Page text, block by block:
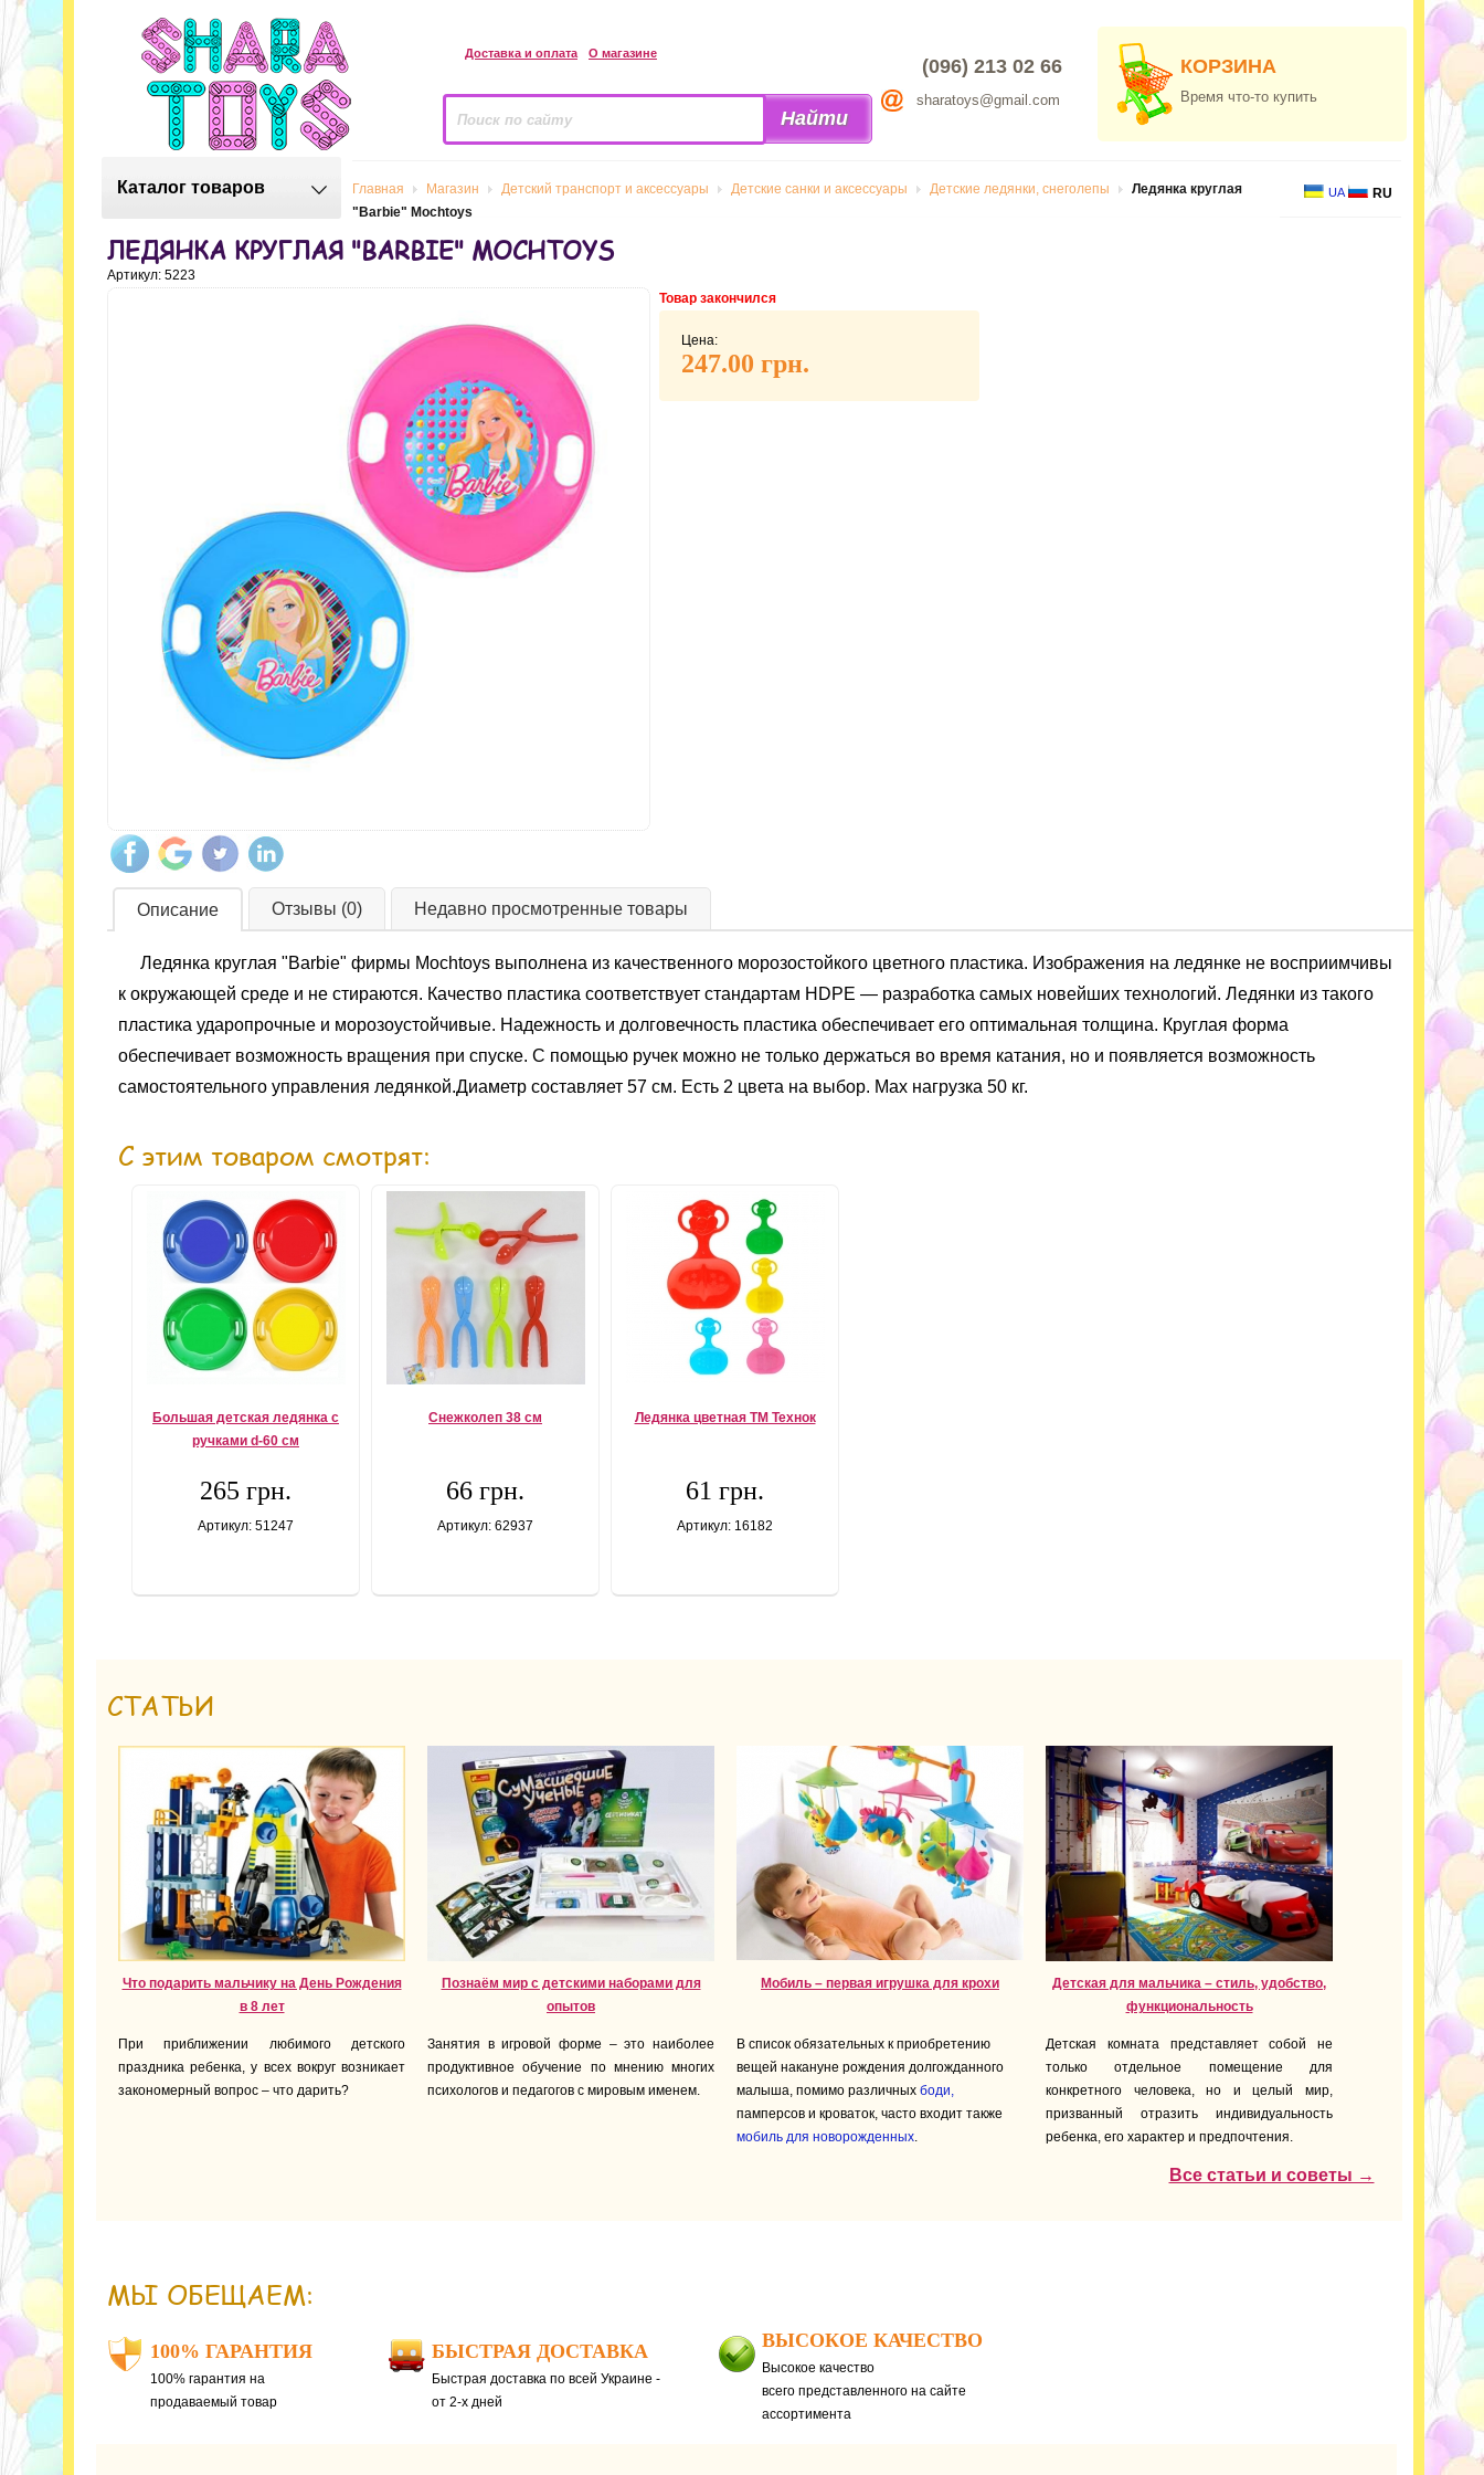
Доставка и оплата О магазине
(096) 213 02 66
sharatoys@gmail.com
КОРЗИНА
Время что-то купить
Каталог товаров Главная Магазин Детский транспорт и аксессуары Детские санки и аксессуары Детские ледянки, снеголепы
Ледянка круглая
"Barbie" Mochtoys
UA RU
ЛЕДЯНКА КРУГЛАЯ "BARBIE" MOCHTOYS
Артикул: 5223
Товар закончился
Цена:
247.00 грн.
Описание Отзывы (0) Недавно просмотренные товары
Ледянка круглая "Barbie" фирмы Mochtoys выполнена из качественного морозостойкого цветного пластика. Изображения на ледянке не восприимчивы
к окружающей среде и не стираются. Качество пластика соответствует стандартам HDPE ― разработка самых новейших технологий. Ледянки из такого
пластика ударопрочные и морозоустойчивые. Надежность и долговечность пластика обеспечивает его оптимальная толщина. Круглая форма
обеспечивает возможность вращения при спуске. С помощью ручек можно не только держаться во время катания, но и появляется возможность
самостоятельного управления ледянкой.Диаметр составляет 57 см. Есть 2 цвета на выбор. Max нагрузка 50 кг.
С этим товаром смотрят:
Большая детская ледянка с
ручками d-60 см
265 грн.
Артикул: 51247
Снежколеп 38 см
66 грн.
Артикул: 62937
Ледянка цветная ТМ Технок
61 грн.
Артикул: 16182
СТАТЬИ
Что подарить мальчику на День Рождения
в 8 лет
При приближении любимого детского
праздника ребенка, у всех вокруг возникает
закономерный вопрос – что дарить?
Познаём мир с детскими наборами для
опытов
Занятия в игровой форме – это наиболее
продуктивное обучение по мнению многих
психологов и педагогов с мировым именем.
Мобиль – первая игрушка для крохи
В список обязательных к приобретению
вещей накануне рождения долгожданного
малыша, помимо различных боди,
памперсов и кроваток, часто входит также
мобиль для новорожденных.
Детская для мальчика – стиль, удобство,
функциональность
Детская комната представляет собой не
только отдельное помещение для
конкретного человека, но и целый мир,
призванный отразить индивидуальность
ребенка, его характер и предпочтения.
Все статьи и советы →
МЫ ОБЕЩАЕМ:
100% ГАРАНТИЯ
100% гарантия на
продаваемый товар
БЫСТРАЯ ДОСТАВКА
Быстрая доставка по всей Украине -
от 2-х дней
ВЫСОКОЕ КАЧЕСТВО
Высокое качество
всего представленного на сайте
ассортимента